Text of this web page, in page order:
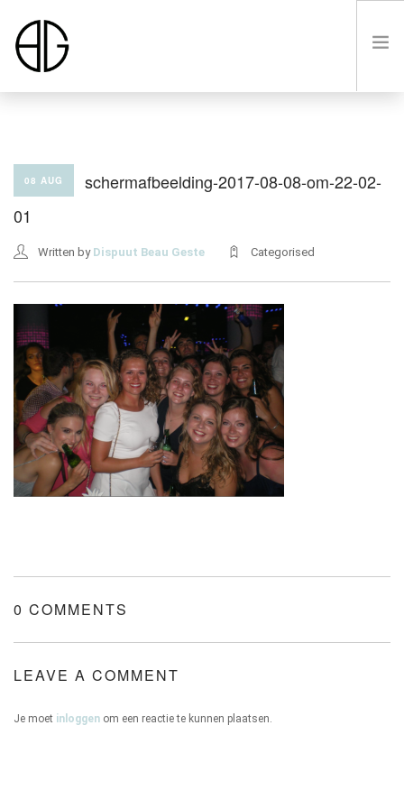
OVER
LUSTRUM VIII
LEDEN
ONZE HUIZEN
CONTACT
08 AUG
schermafbeelding-2017-08-08-om-22-02-
01
Written by Dispuut Beau Geste Categorised
0 COMMENTS
LEAVE A COMMENT
Je moet inloggen om een reactie te kunnen plaatsen.